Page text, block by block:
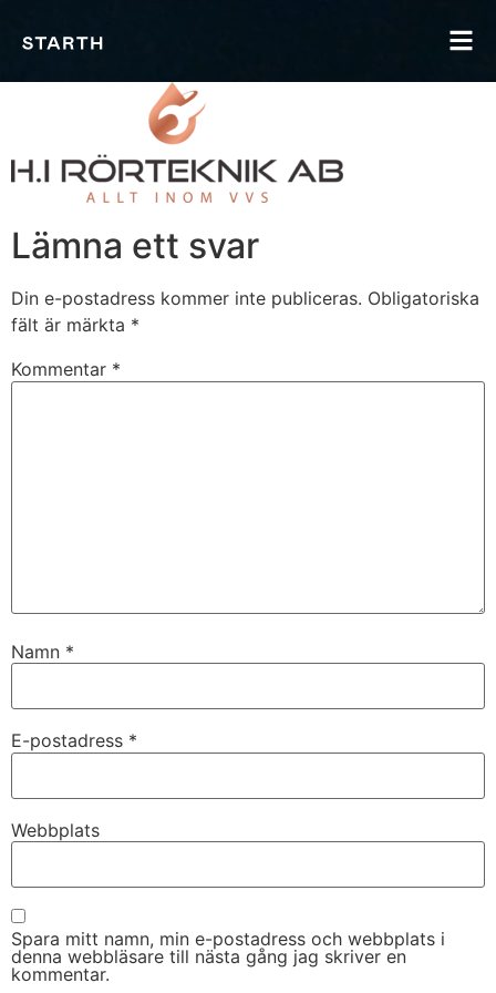
Lämna ett svar
Din e-postadress kommer inte publiceras. Obligatoriska
fält är märkta *
Kommentar *
Namn *
E-postadress *
Webbplats
Spara mitt namn, min e-postadress och webbplats i
denna webbläsare till nästa gång jag skriver en
kommentar.